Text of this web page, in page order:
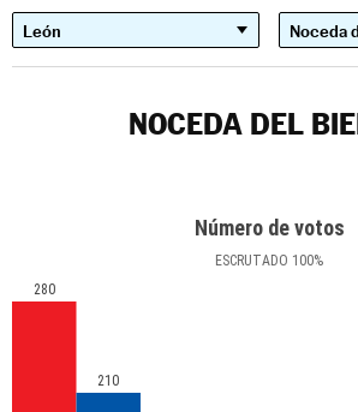
NOCEDA DEL
Número de votos
ESCRUTADO 100%
280
210